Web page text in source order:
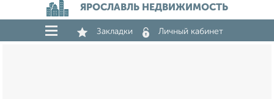
ЯРОСЛАВЛЬ НЕДВИЖИМОСТЬ
Закладки Личный кабинет